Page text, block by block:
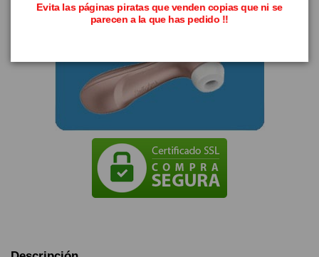
Evita las páginas piratas que venden copias que ni se
parecen a la que has pedido !!